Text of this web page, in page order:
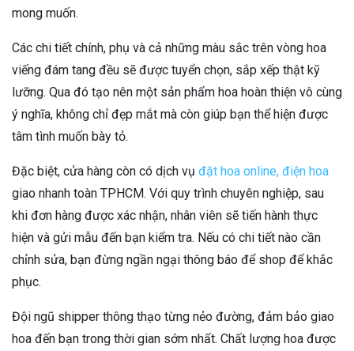
mong muốn.
Các chi tiết chính, phụ và cả những màu sắc trên vòng hoa
viếng đám tang đều sẽ được tuyển chọn, sắp xếp thật kỹ
lưỡng. Qua đó tạo nên một sản phẩm hoa hoàn thiện vô cùng
ý nghĩa, không chỉ đẹp mắt mà còn giúp bạn thể hiện được
tâm tình muốn bày tỏ.
Đặc biệt, cửa hàng còn có dịch vụ đặt hoa online, điện hoa
giao nhanh toàn TPHCM. Với quy trình chuyên nghiệp, sau
khi đơn hàng được xác nhận, nhân viên sẽ tiến hành thực
hiện và gửi mẫu đến bạn kiểm tra. Nếu có chi tiết nào cần
chỉnh sửa, bạn đừng ngần ngại thông báo để shop để khắc
phục.
Đội ngũ shipper thông thạo từng nẻo đường, đảm bảo giao
hoa đến bạn trong thời gian sớm nhất. Chất lượng hoa được